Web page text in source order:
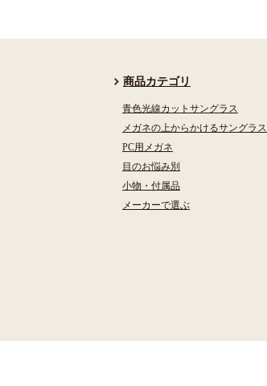
商品カテゴリ
青色光線カットサングラス
メガネの上からかけるサングラス
PC用メガネ
目のお悩み別
小物・付属品
メーカーで選ぶ